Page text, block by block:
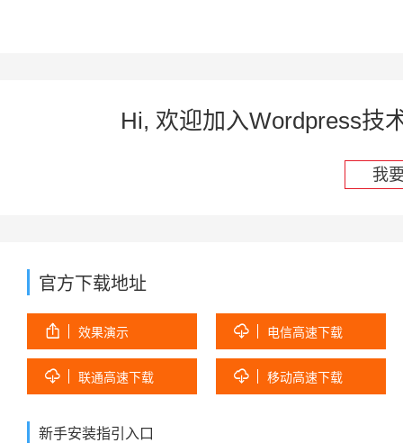
Hi, 欢迎加入Wordpress技
我
官方下载地址
 效果演示  电信高速下载
 联通高速下载  移动高速下载
新手安装指引入口